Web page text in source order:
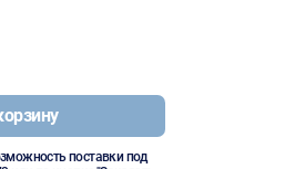
поставки под